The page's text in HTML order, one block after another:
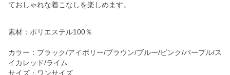
ておしゃれな着こなしを楽しめます。
素材：ポリエステル100％
カラー：ブラック/アイボリー/ブラウン/ブルー/ピンク/パープル/ス
イカレッド/ライム
サイズ：ワンサイズ